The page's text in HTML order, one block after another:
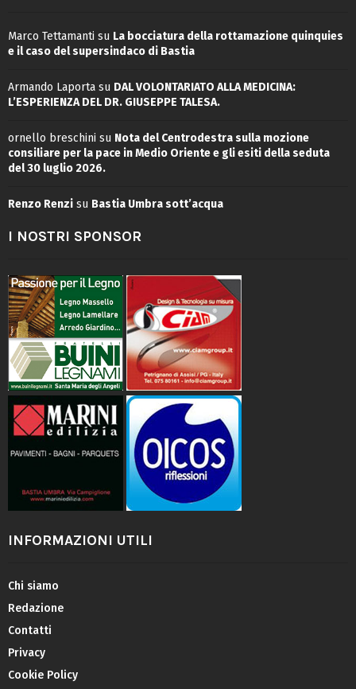
Marco Tettamanti su La bocciatura della rottamazione quinquies
e il caso del supersindaco di Bastia
Armando Laporta su DAL VOLONTARIATO ALLA MEDICINA:
L’ESPERIENZA DEL DR. GIUSEPPE TALESA.
ornello breschini su Nota del Centrodestra sulla mozione
consiliare per la pace in Medio Oriente e gli esiti della seduta
del 30 luglio 2026.
Renzo Renzi su Bastia Umbra sott’acqua
I NOSTRI SPONSOR
INFORMAZIONI UTILI
Chi siamo
Redazione
Contatti
Privacy
Cookie Policy